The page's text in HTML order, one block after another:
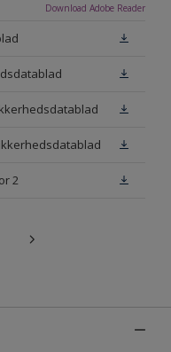
Download Adobe Reader
2